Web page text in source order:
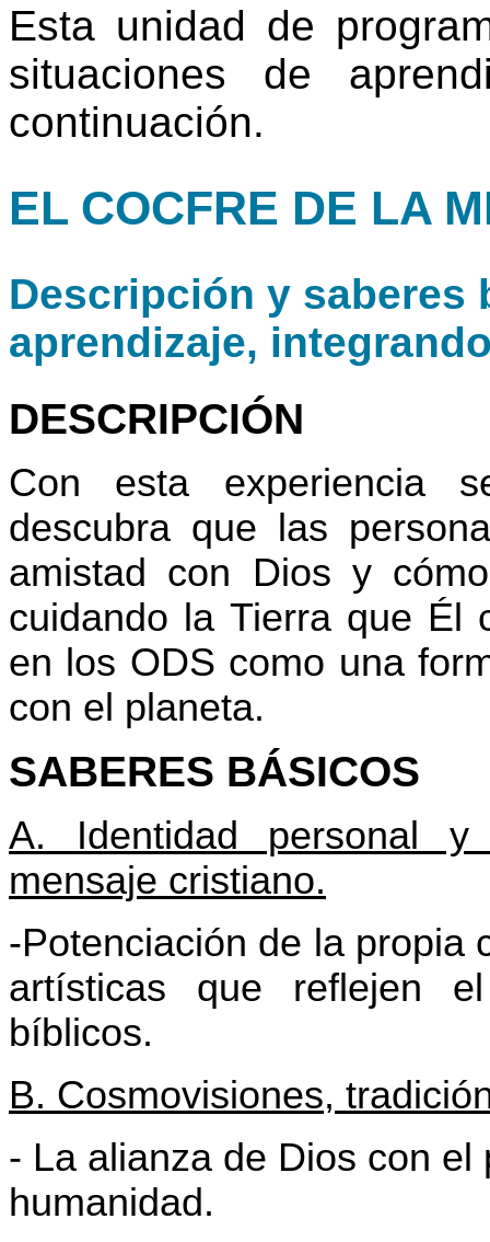
Esta unidad de
situaciones de
continuación.
EL COCFRE DE LA
Descripción y saberes
aprendizaje,
DESCRIPCIÓN
Con esta experiencia
descubra que las
amistad con Dios y
cuidando la Tierra que Él
en los ODS como una
con el planeta.
SABERES BÁSICOS
A. Identidad personal
mensaje cristiano.
-Potenciación de la propia
artísticas que reflejen
bíblicos.
B. Cosmovisiones,
- La alianza de Dios con
humanidad.